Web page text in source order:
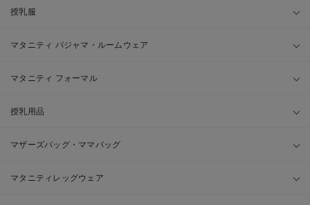
授乳服
マタニティ パジャマ・ルームウェア
マタニティ フォーマル
授乳用品
マザーズバッグ・ママバッグ
マタニティレッグウェア